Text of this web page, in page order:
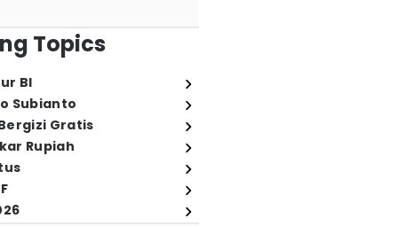
Topics
BI
Subianto
Gratis
Rupiah